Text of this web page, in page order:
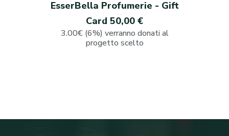
EsserBella Profumerie - Gift
Card 50,00 €
3.00€ (6%) verranno donati al
progetto scelto